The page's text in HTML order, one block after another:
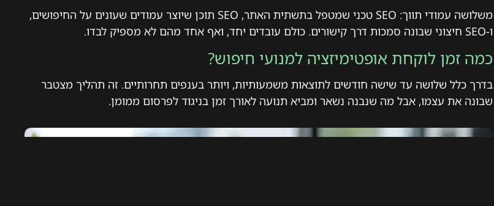
משלושה עמודי תווך: SEO טכני שמטפל בתשתית האתר, SEO תוכן שיוצר עמודים שעונים על החיפושים,
ו-SEO חיצוני שבונה סמכות דרך קישורים. כולם עובדים יחד, ואף אחד מהם לא מספיק לבדו.
כמה זמן לוקחת אופטימיזציה למנועי חיפוש?
בדרך כלל שלושה עד שישה חודשים לתוצאות משמעותיות, ויותר בענפים תחרותיים. זה תהליך מצטבר
שבונה את עצמו, אבל מה שנבנה נשאר ומביא תנועה לאורך זמן בניגוד לפרסום ממומן.